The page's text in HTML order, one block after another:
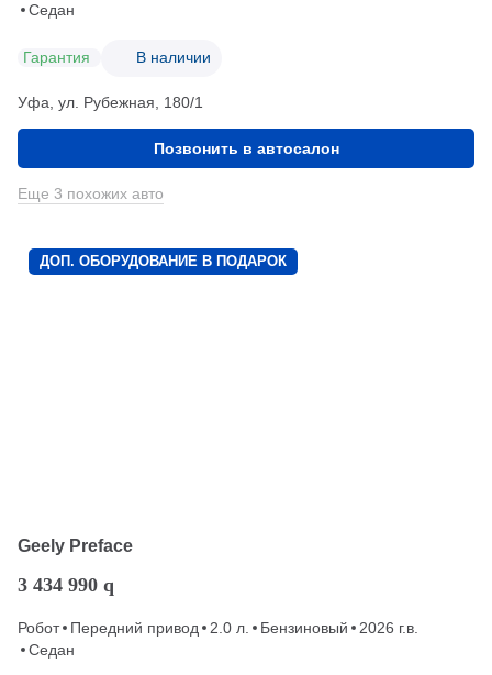
Седан
Гарантия В наличии
Уфа, ул. Рубежная, 180/1
Позвонить в автосалон
Еще 3 похожих авто
ДОП. ОБОРУДОВАНИЕ В ПОДАРОК
Geely Preface
3 434 990 q
Робот Передний привод 2.0 л. Бензиновый
2026 г.в.
Седан